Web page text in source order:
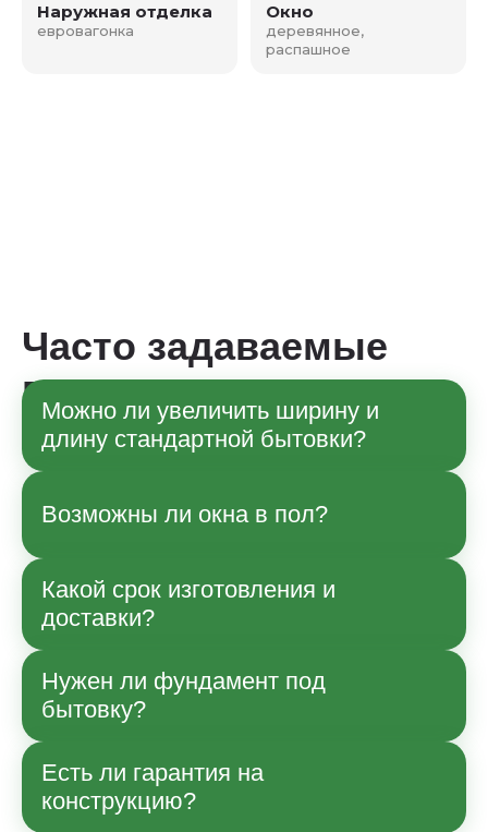
Наружная отделка
евровагонка
Окно
деревянное,
распашное
Часто задаваемые
вопросы
Можно ли увеличить ширину и
длину стандартной бытовки?
Да, по согласованию с менеджером
возможны изменения габаритов в рамках
параметры и влияние на стоимость
уточняйте при заказе.
Возможны ли окна в пол?
Да, возможно.
Какой срок изготовления и
доставки?
Срок зависит от модели и загрузки
производства; ориентиры указаны в
Нужен ли фундамент под
бытовку?
Часто достаточно ровных опор или
легкого основания; для постоянной
Есть ли гарантия на
конструкцию?